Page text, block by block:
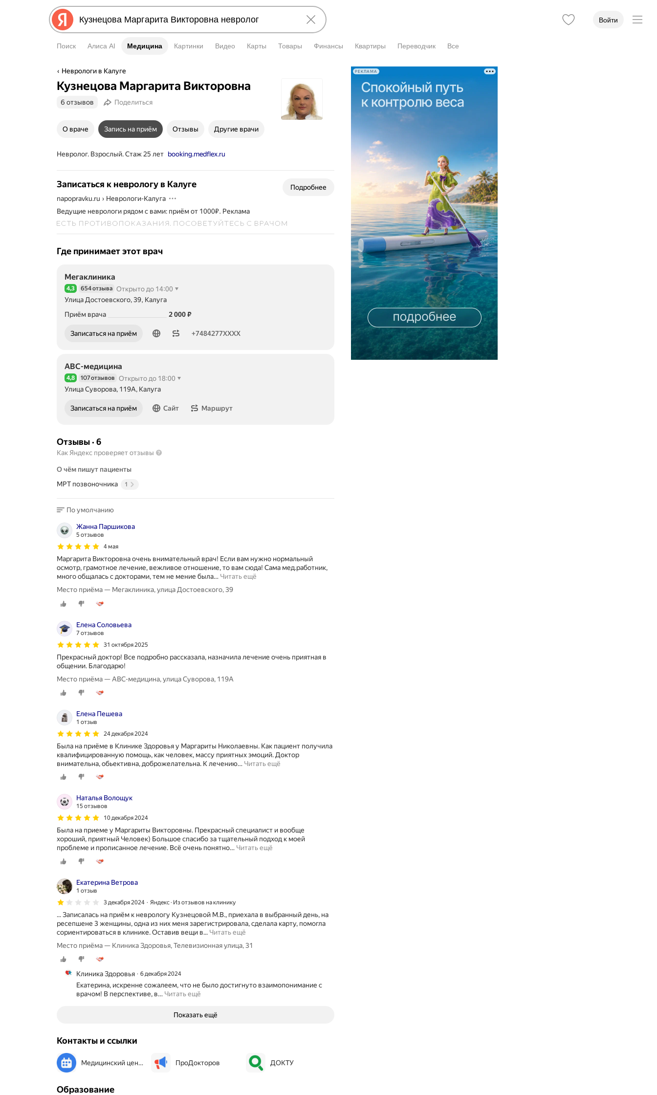
Войти
Поиск Алиса AI Медицина
Медицина Картинки Видео Карты Товары Финансы Квартиры Переводчик Все
Неврологи в Калуге
Кузнецова Маргарита Викторовна
6 отзывов Поделиться
О враче Запись на приём Отзывы Другие врачи
Невролог. Взрослый. Стаж 25 лет booking.medflex.ru
Записаться к неврологу в Калуге
napopravku.ru › Неврологи-Калуга
Ведущие неврологи рядом с вами: приём от 1000₽. Реклама
Подробнее
Где принимает этот врач
Мегаклиника
Рейтинг 4,3 из 5
4,3 654 отзыва Открыто до 14:00
Улица Достоевского, 39, Калуга
Приём врача
Цена
2000
2 000 ₽
Записаться на приём
Номер телефона: +74842777003 +7484277XXXX
АВС-медицина
Рейтинг 4,8 из 5
4,8 107 отзывов
Открыто до 18:00
Улица Суворова, 119А, Калуга
Записаться на приём Сайт Маршрут
Отзывы· 6
Как Яндекс проверяет отзывы
О чём пишут пациенты
МРТ позвоночника
1
По умолчанию
Жанна Паршикова
5 отзывов
4 мая
Маргарита Викторовна очень внимательный врач! Если вам нужно нормальный
осмотр, грамотное лечение, вежливое отношение, то вам сюда! Сама мед.работник,
много общалась с докторами, тем не мение была… Читать ещё
Место приёма — Мегаклиника, улица Достоевского, 39
Елена Соловьева
7 отзывов
31 октября 2025
Прекрасный доктор! Все подробно рассказала, назначила лечение очень приятная в
общении. Благодарю!
Место приёма — АВС-медицина, улица Суворова, 119А
Елена Пешева
1 отзыв
24 декабря 2024
Была на приёме в Клинике Здоровья у Маргариты Николаевны. Как пациент получила
квалифицированную помощь, как человек, массу приятных эмоций. Доктор
внимательна, обьективна, доброжелательна. К лечению… Читать ещё
Наталья Волощук
15 отзывов
10 декабря 2024
Была на приеме у Маргариты Викторовны. Прекрасный специалист и вообще
хороший, приятный Человек) Большое спасибо за тщательный подход к моей
проблеме и прописанное лечение. Всё очень понятно… Читать ещё
Екатерина Ветрова
1 отзыв
3 декабря 2024
Яндекс · Из отзывов на клинику
... Записалась на приём к неврологу Кузнецовой М.В., приехала в выбранный день, на
ресепшене 3 женщины, одна из них меня зарегистрировала, сделала карту, помогла
сориентироваться в клинике. Оставив вещи в... Читать ещё
р
и
й
Место приёма — Клиника Здоровья, Телевизионная улица, 31
Клиника Здоровья 6 декабря 2024
Екатерина, искренне сожалеем, что не было достигнуто взаимопонимание с
врачом! В перспективе, в… Читать ещё
Показать ещё
Контакты и ссылки
Медицинский центр «Мегаклиника» (ранее «Калужанин») ПроДокторов ДОКТУ
Образование
РЕКЛАМА